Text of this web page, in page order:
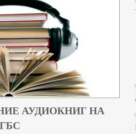
АУДИОКНИГ НА